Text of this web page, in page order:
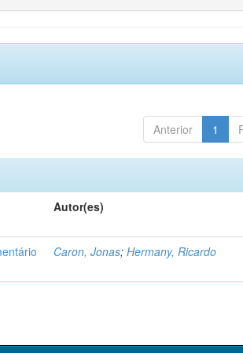
Anterior 1
Autor(es)
Caron, Jonas;Hermany, Ricardo